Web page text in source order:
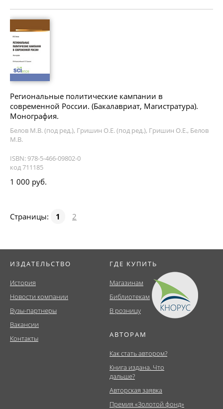
Региональные политические кампании в
современной России. (Бакалавриат, Магистратура).
Монография.
Белов М.В. (под ред.), Гришин О.Е. (под ред.), Гришин О.Е., Белов
М.В.
ISBN: 978-5-466-09802-0
код 711185
1 000 руб.
Страницы: 1 2
ИЗДАТЕЛЬСТВО
История
Новости компании
Вузы-партнеры
Вакансии
Контакты
ГДЕ КУПИТЬ
Магазинам
Библиотекам
В розницу
АВТОРАМ
Как стать автором?
Книга издана. Что
дальше?
Авторская заявка
Премия «Золотой фонд»